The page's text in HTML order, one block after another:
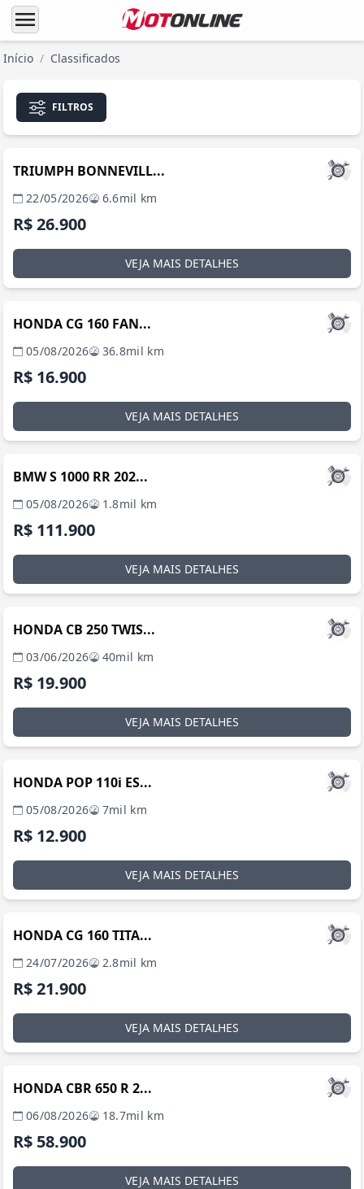
menu
Início / Classificados
FILTROS
TRIUMPH BONNEVILL...
22/05/2026 6.6mil km
R$ 26.900
VEJA MAIS DETALHES
HONDA CG 160 FAN...
05/08/2026 36.8mil km
R$ 16.900
VEJA MAIS DETALHES
BMW S 1000 RR 202...
05/08/2026 1.8mil km
R$ 111.900
VEJA MAIS DETALHES
HONDA CB 250 TWIS...
03/06/2026 40mil km
R$ 19.900
VEJA MAIS DETALHES
HONDA POP 110i ES...
05/08/2026 7mil km
R$ 12.900
VEJA MAIS DETALHES
HONDA CG 160 TITA...
24/07/2026 2.8mil km
R$ 21.900
VEJA MAIS DETALHES
HONDA CBR 650 R 2...
06/08/2026 18.7mil km
R$ 58.900
VEJA MAIS DETALHES